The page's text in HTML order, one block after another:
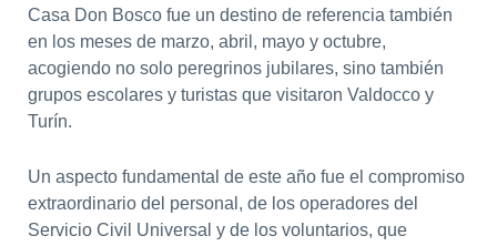
Casa Don Bosco fue un destino de referencia también
en los meses de marzo, abril, mayo y octubre,
acogiendo no solo peregrinos jubilares, sino también
grupos escolares y turistas que visitaron Valdocco y
Turín.
Un aspecto fundamental de este año fue el compromiso
extraordinario del personal, de los operadores del
Servicio Civil Universal y de los voluntarios, que